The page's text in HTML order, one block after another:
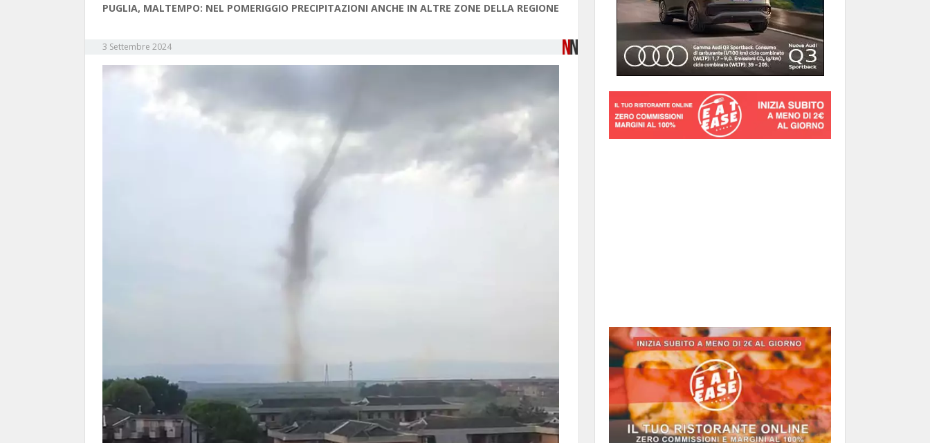
PUGLIA, MALTEMPO: NEL POMERIGGIO PRECIPITAZIONI ANCHE IN ALTRE ZONE DELLA REGIONE
3 Settembre 2024